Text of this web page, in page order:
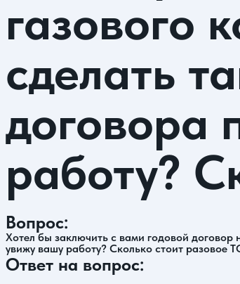
газового
сделать
договора
работу?
Вопрос:
Хотел бы заключить с вами годовой договор
увижу вашу работу? Сколько стоит разовое
Ответ на вопрос: